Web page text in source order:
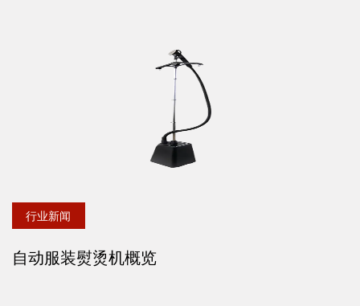
行业新闻
自动服装熨烫机概览